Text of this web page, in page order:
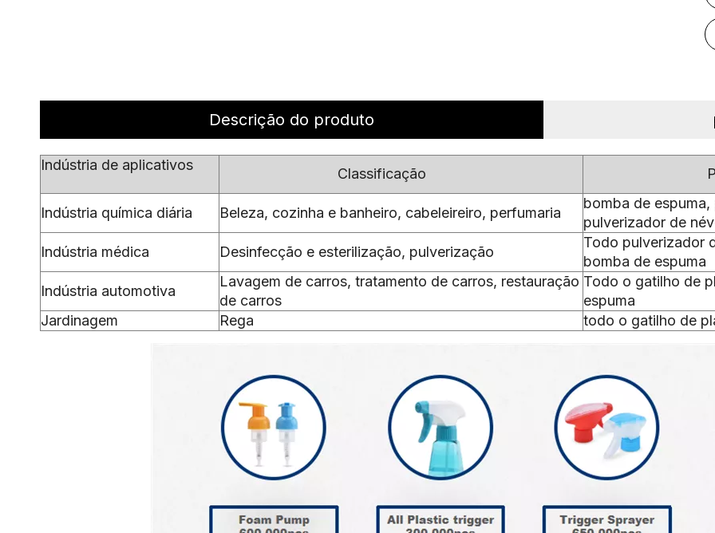
Descrição do produto
Indústria de aplicativos
Classificação
Indústria química diária Beleza, cozinha e banheiro, cabeleireiro, perfumaria
bomba de
pulverizador de
Indústria médica
Desinfecção e esterilização, pulverização
Todo pulverizador
bomba de espuma
Indústria automotiva
Lavagem de carros, tratamento de carros, restauração
de carros
Todo o gatilho de
espuma
Jardinagem
Rega todo o gatilho de